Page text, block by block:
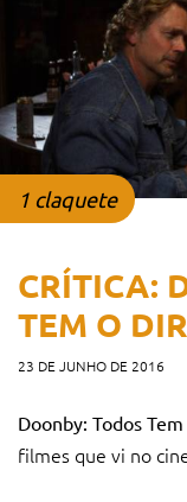
1 claquete
CRÍTICA:
TEM O
23 DE JUNHO DE 2016
Doonby: Todos
filmes que vi no